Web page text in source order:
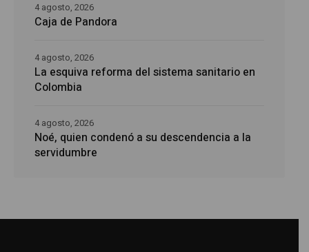
Caja de Pandora
4 agosto, 2026
La esquiva reforma del sistema sanitario en
Colombia
4 agosto, 2026
Noé, quien condenó a su descendencia a la
servidumbre
4 agosto, 2026